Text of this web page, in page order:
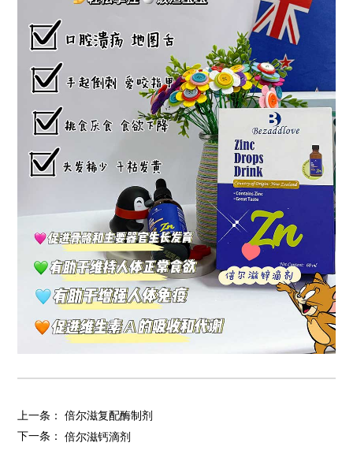
上一条：倍尔滋复配酶制剂
下一条：倍尔滋钙滴剂